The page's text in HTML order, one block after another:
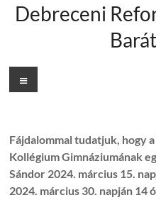
Debreceni
Menu
Fájdalommal tudatjuk, hogy
Kollégium Gimnáziumának
Sándor 2024. március 15.
2024. március 30. napján 14